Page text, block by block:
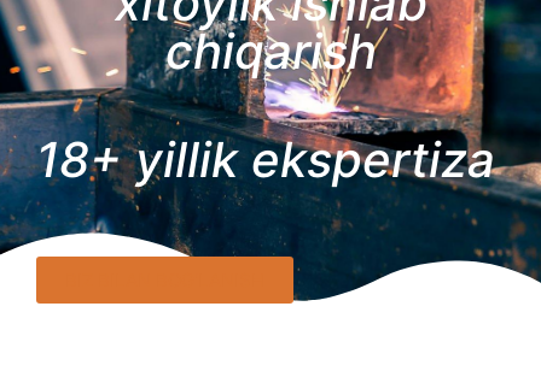
chiqarish
18+ yillik ekspertiza